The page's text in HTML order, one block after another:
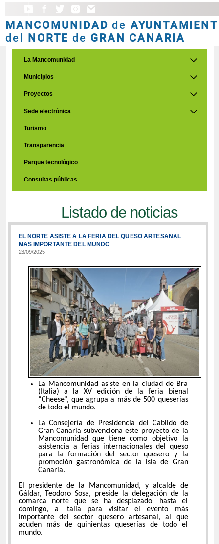
MANCOMUNIDAD de
del NORTE de GRAN CANARIA
La Mancomunidad
Municipios
Proyectos
Sede electrónica
Turismo
Transparencia
Parque tecnológico
Consultas públicas
Listado de noticias
EL NORTE ASISTE A LA FERIA DEL QUESO ARTESANAL
MAS IMPORTANTE DEL MUNDO
23/09/2025
La Mancomunidad asiste en la ciudad de Bra
(Italia) a la XV edición de la feria bienal
“Cheese”, que agrupa a más de 500 queserías
de todo el mundo.
La Consejería de Presidencia del Cabildo de
Gran Canaria subvenciona este proyecto de la
Mancomunidad que tiene como objetivo la
asistencia a ferias internacionales del queso
para la formación del sector quesero y la
promoción gastronómica de la isla de Gran
Canaria.
El presidente de la Mancomunidad, y alcalde de
Gáldar, Teodoro Sosa, preside la delegación de la
comarca norte que se ha desplazado, hasta el
domingo, a Italia para visitar el evento más
importante del sector quesero artesanal, al que
acuden más de quinientas queserías de todo el
mundo.